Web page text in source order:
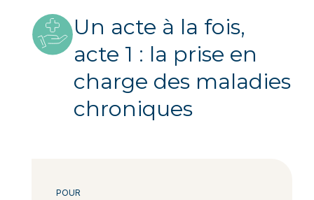
Un acte à la fois,
acte 1 : la prise en
charge des maladies
chroniques
POUR